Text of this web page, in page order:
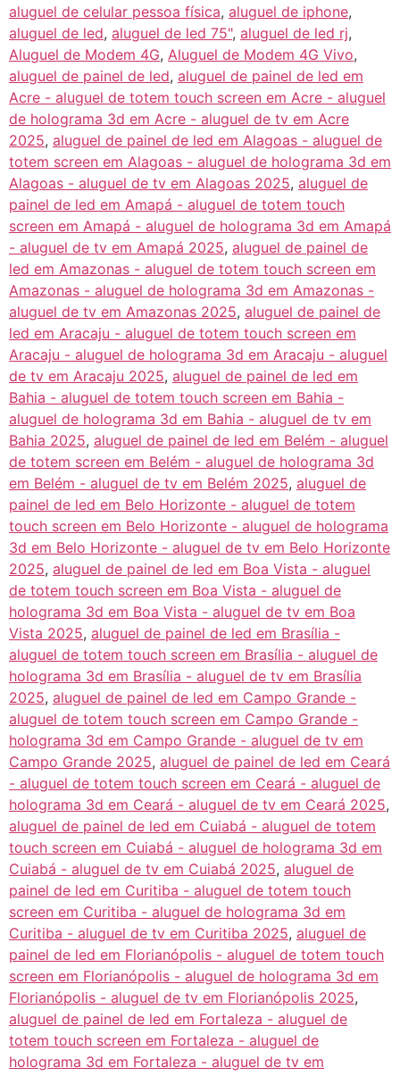
aluguel de celular pessoa física, aluguel de iphone,
aluguel de led, aluguel de led 75", aluguel de led rj,
Aluguel de Modem 4G, Aluguel de Modem 4G Vivo,
aluguel de painel de led, aluguel de painel de led em
Acre - aluguel de totem touch screen em Acre - aluguel
de holograma 3d em Acre - aluguel de tv em Acre
2025, aluguel de painel de led em Alagoas - aluguel de
totem screen em Alagoas - aluguel de holograma 3d em
Alagoas - aluguel de tv em Alagoas 2025, aluguel de
painel de led em Amapá - aluguel de totem touch
screen em Amapá - aluguel de holograma 3d em Amapá
- aluguel de tv em Amapá 2025, aluguel de painel de
led em Amazonas - aluguel de totem touch screen em
Amazonas - aluguel de holograma 3d em Amazonas -
aluguel de tv em Amazonas 2025, aluguel de painel de
led em Aracaju - aluguel de totem touch screen em
Aracaju - aluguel de holograma 3d em Aracaju - aluguel
de tv em Aracaju 2025, aluguel de painel de led em
Bahia - aluguel de totem touch screen em Bahia -
aluguel de holograma 3d em Bahia - aluguel de tv em
Bahia 2025, aluguel de painel de led em Belém - aluguel
de totem screen em Belém - aluguel de holograma 3d
em Belém - aluguel de tv em Belém 2025, aluguel de
painel de led em Belo Horizonte - aluguel de totem
touch screen em Belo Horizonte - aluguel de holograma
3d em Belo Horizonte - aluguel de tv em Belo Horizonte
2025, aluguel de painel de led em Boa Vista - aluguel
de totem touch screen em Boa Vista - aluguel de
holograma 3d em Boa Vista - aluguel de tv em Boa
Vista 2025, aluguel de painel de led em Brasília -
aluguel de totem touch screen em Brasília - aluguel de
holograma 3d em Brasília - aluguel de tv em Brasília
2025, aluguel de painel de led em Campo Grande -
aluguel de totem touch screen em Campo Grande -
holograma 3d em Campo Grande - aluguel de tv em
Campo Grande 2025, aluguel de painel de led em Ceará
- aluguel de totem touch screen em Ceará - aluguel de
holograma 3d em Ceará - aluguel de tv em Ceará 2025,
aluguel de painel de led em Cuiabá - aluguel de totem
touch screen em Cuiabá - aluguel de holograma 3d em
Cuiabá - aluguel de tv em Cuiabá 2025, aluguel de
painel de led em Curitiba - aluguel de totem touch
screen em Curitiba - aluguel de holograma 3d em
Curitiba - aluguel de tv em Curitiba 2025, aluguel de
painel de led em Florianópolis - aluguel de totem touch
screen em Florianópolis - aluguel de holograma 3d em
Florianópolis - aluguel de tv em Florianópolis 2025,
aluguel de painel de led em Fortaleza - aluguel de
totem touch screen em Fortaleza - aluguel de
holograma 3d em Fortaleza - aluguel de tv em